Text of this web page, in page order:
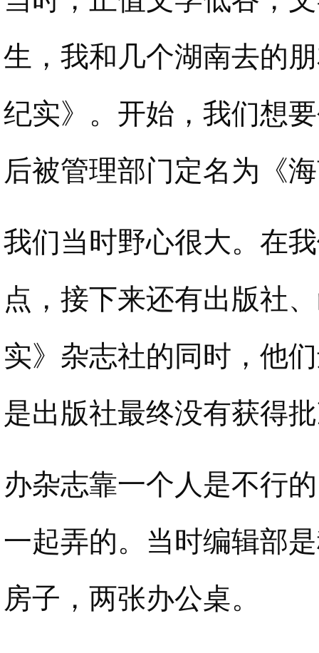
生，我和几个湖南去的
纪实》。开始，我们想
后被管理部门定名为《
我们当时野心很大。在
点，接下来还有出版社
实》杂志社的同时，他
是出版社最终没有获得
办杂志靠一个人是不行
一起弄的。当时编辑部
房子，两张办公桌。